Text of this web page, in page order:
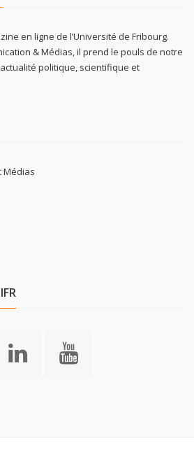
en ligne de l’Université de Fribourg.
& Médias, il prend le pouls de notre
politique, scientifique et
Médias